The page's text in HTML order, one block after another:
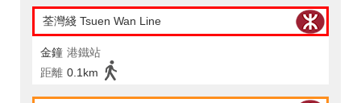
荃灣綫 Tsuen Wan Line
金鐘 港鐵站
距離 0.1km